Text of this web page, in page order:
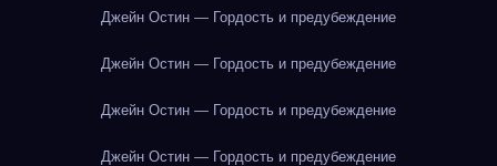
Джейн Остин — Гордость и предубеждение
Джейн Остин — Гордость и предубеждение
Джейн Остин — Гордость и предубеждение
Джейн Остин — Гордость и предубеждение